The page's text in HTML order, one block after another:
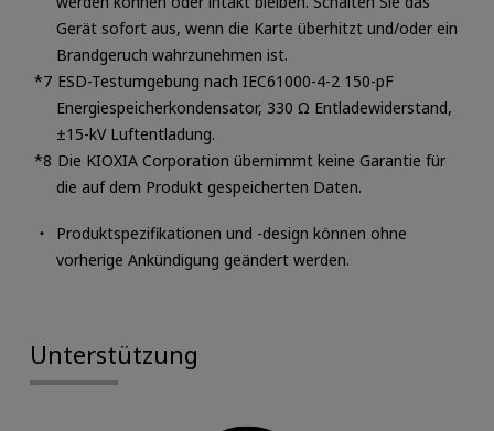
Gerät sofort aus, wenn die Karte überhitzt und/oder ein
Brandgeruch wahrzunehmen ist.
ESD-Testumgebung nach IEC61000-4-2 150-pF
Energiespeicherkondensator, 330 Ω Entladewiderstand,
±15-kV Luftentladung.
Die KIOXIA Corporation übernimmt keine Garantie für
die auf dem Produkt gespeicherten Daten.
Produktspezifikationen und -design können ohne
vorherige Ankündigung geändert werden.
Unterstützung